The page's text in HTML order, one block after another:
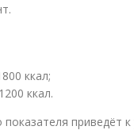
ккал;
ккал.
показателя приведёт